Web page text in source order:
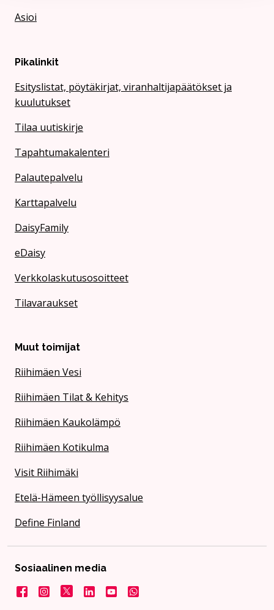
Asioi
Pikalinkit
Esityslistat, pöytäkirjat, viranhaltijapäätökset ja
kuulutukset
Tilaa uutiskirje
Tapahtumakalenteri
Palautepalvelu
Karttapalvelu
DaisyFamily
eDaisy
Verkkolaskutusosoitteet
Tilavaraukset
Muut toimijat
Riihimäen Vesi
Riihimäen Tilat & Kehitys
Riihimäen Kaukolämpö
Riihimäen Kotikulma
Visit Riihimäki
Etelä-Hämeen työllisyysalue
Define Finland
Sosiaalinen media
FacebookInstagram
X LinkedInYouTubeKaupunki WhatsApissa